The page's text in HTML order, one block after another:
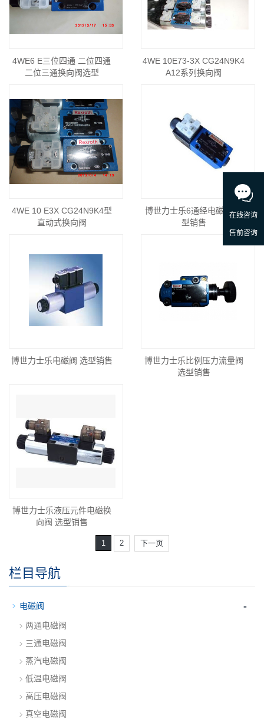
4WE6 E三位四通 二位四通
二位三通换向阀选型
4WE 10E73-3X CG24N9K4
A12系列换向阀
4WE 10 E3X CG24N9K4型
直动式换向阀
博世力士乐6通经电磁阀 选
型销售
博世力士乐电磁阀 选型销售
博世力士乐比例压力流量阀
选型销售
博世力士乐液压元件电磁换
向阀 选型销售
1 2 下一页
栏目导航
电磁阀 -
两通电磁阀
三通电磁阀
蒸汽电磁阀
低温电磁阀
高压电磁阀
真空电磁阀